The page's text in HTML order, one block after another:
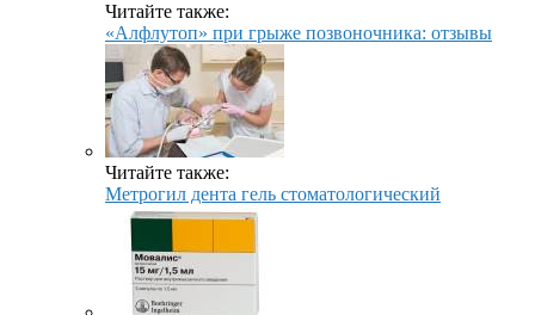
Читайте также:
«Алфлутоп» при грыже позвоночника: отзывы
Читайте также:
Метрогил дента гель стоматологический